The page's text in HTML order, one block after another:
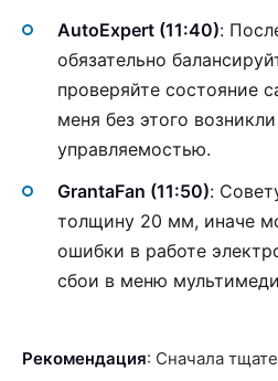
AutoExpert (11:40):
обязательно
проверяйте состояние
меня без этого
управляемостью.
GrantaFan (11:50):
толщину 20 мм, иначе
ошибки в работе
сбои в меню
Рекомендация: Сначала